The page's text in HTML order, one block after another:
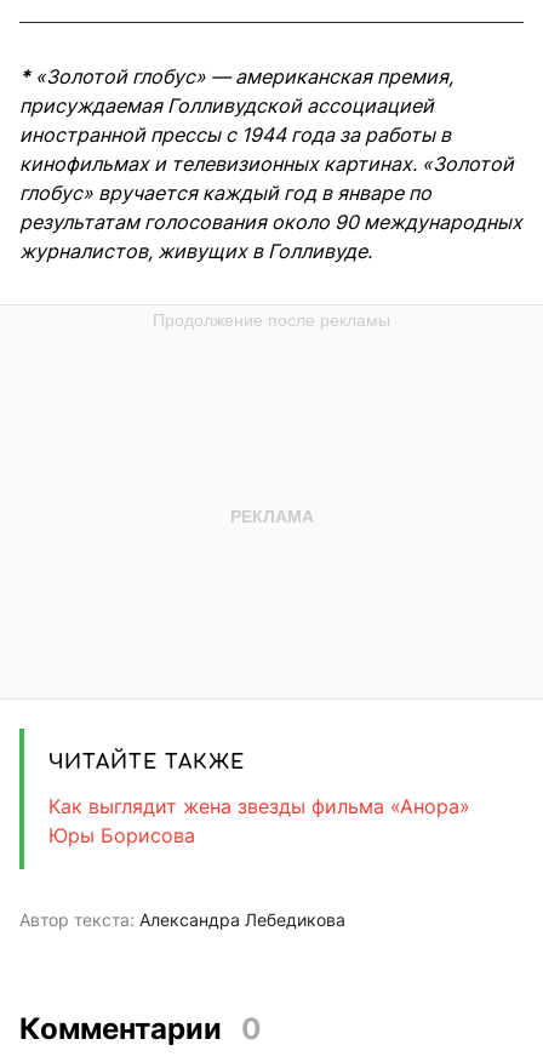
*«Золотой глобус» — американская премия,
присуждаемая Голливудской ассоциацией
иностранной прессы с 1944 года за работы в
кинофильмах и телевизионных картинах. «Золотой
глобус» вручается каждый год в январе по
результатам голосования около 90 международных
журналистов, живущих в Голливуде.
ЧИТАЙТЕ ТАКЖЕ
Как выглядит жена звезды фильма «Анора»
Юры Борисова
Автор текста: Александра Лебедикова
Комментарии 0